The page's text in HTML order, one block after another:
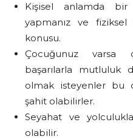
Kişisel anlamda bir
yapmanız ve
konusu.
Çocuğunuz varsa
başarılarla mutluluk
olmak isteyenler bu
şahit olabilirler.
Seyahat ve
olabilir.